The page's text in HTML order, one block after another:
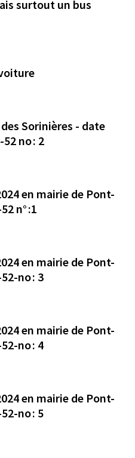
surtout un bus
Sorinières - date
no : 2
en mairie de Pont-
n° :1
en mairie de Pont-
no : 3
en mairie de Pont-
no : 4
en mairie de Pont-
no : 5